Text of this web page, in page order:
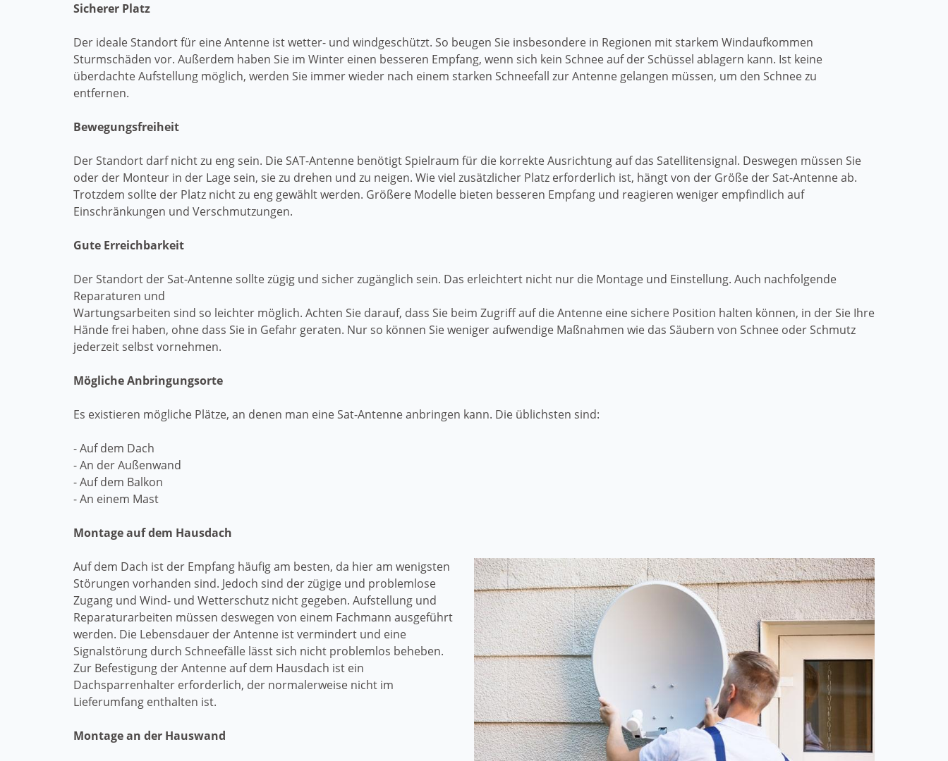
Sicherer Platz
Der ideale Standort für eine Antenne ist wetter- und windgeschützt. So beugen Sie insbesondere in Regionen mit starkem Windaufkommen
Sturmschäden vor. Außerdem haben Sie im Winter einen besseren Empfang, wenn sich kein Schnee auf der Schüssel ablagern kann. Ist keine
überdachte Aufstellung möglich, werden Sie immer wieder nach einem starken Schneefall zur Antenne gelangen müssen, um den Schnee zu
entfernen.
Bewegungsfreiheit
Der Standort darf nicht zu eng sein. Die SAT-Antenne benötigt Spielraum für die korrekte Ausrichtung auf das Satellitensignal. Deswegen müssen Sie
oder der Monteur in der Lage sein, sie zu drehen und zu neigen. Wie viel zusätzlicher Platz erforderlich ist, hängt von der Größe der Sat-Antenne ab.
Trotzdem sollte der Platz nicht zu eng gewählt werden. Größere Modelle bieten besseren Empfang und reagieren weniger empfindlich auf
Einschränkungen und Verschmutzungen.
Gute Erreichbarkeit
Der Standort der Sat-Antenne sollte zügig und sicher zugänglich sein. Das erleichtert nicht nur die Montage und Einstellung. Auch nachfolgende
Reparaturen und
Wartungsarbeiten sind so leichter möglich. Achten Sie darauf, dass Sie beim Zugriff auf die Antenne eine sichere Position halten können, in der Sie Ihre
Hände frei haben, ohne dass Sie in Gefahr geraten. Nur so können Sie weniger aufwendige Maßnahmen wie das Säubern von Schnee oder Schmutz
jederzeit selbst vornehmen.
Mögliche Anbringungsorte
Es existieren mögliche Plätze, an denen man eine Sat-Antenne anbringen kann. Die üblichsten sind:
- Auf dem Dach
- An der Außenwand
- Auf dem Balkon
- An einem Mast
Montage auf dem Hausdach
Auf dem Dach ist der Empfang häufig am besten, da hier am wenigsten
Störungen vorhanden sind. Jedoch sind der zügige und problemlose
Zugang und Wind- und Wetterschutz nicht gegeben. Aufstellung und
Reparaturarbeiten müssen deswegen von einem Fachmann ausgeführt
werden. Die Lebensdauer der Antenne ist vermindert und eine
Signalstörung durch Schneefälle lässt sich nicht problemlos beheben.
Zur Befestigung der Antenne auf dem Hausdach ist ein
Dachsparrenhalter erforderlich, der normalerweise nicht im
Lieferumfang enthalten ist.
Montage an der Hauswand